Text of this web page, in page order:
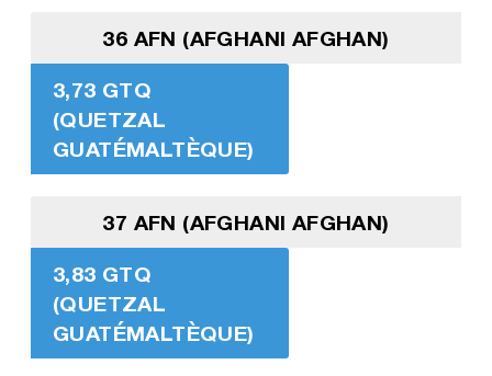
36 AFN (AFGHANI AFGHAN)
3,73 GTQ
(QUETZAL
GUATÉMALTÈQUE)
37 AFN (AFGHANI AFGHAN)
3,83 GTQ
(QUETZAL
GUATÉMALTÈQUE)